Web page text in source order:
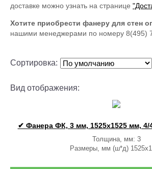
доставке можно узнать на странице
Хотите приобрести фанеру для стен
нашими менеджерами по номеру 8(495)
Сортировка:
Вид отображения:
✔ Фанера ФК, 3 мм, 1525x1525 мм,
Толщина, мм: 3
Размеры, мм (ш*д)